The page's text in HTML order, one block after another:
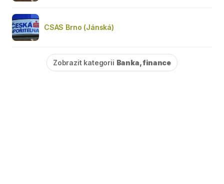
CSAS Brno (Jánská)
Zobrazit kategorii Banka, finance